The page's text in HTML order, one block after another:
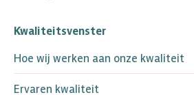
Kwaliteitsvenster
Hoe wij werken aan onze kwaliteit
Ervaren kwaliteit